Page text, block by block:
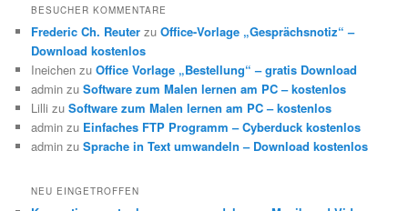
BESUCHER KOMMENTARE
Frederic Ch. Reuter zuOffice-Vorlage „Gesprächsnotiz“ –
Download kostenlos
Ineichen zuOffice Vorlage „Bestellung“ – gratis Download
admin zuSoftware zum Malen lernen am PC – kostenlos
Lilli zuSoftware zum Malen lernen am PC – kostenlos
admin zu Einfaches FTP Programm – Cyberduck kostenlos
admin zuSprache in Text umwandeln – Download kostenlos
NEU EINGETROFFEN